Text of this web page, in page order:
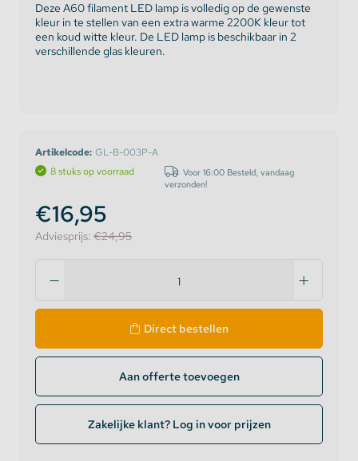
Deze A60 filament LED lamp is volledig op de gewenste
kleur in te stellen van een extra warme 2200K kleur tot
een koud witte kleur. De LED lamp is beschikbaar in 2
verschillende glas kleuren.
Artikelcode: GL-B-003P-A
8 stuks op voorraad
Voor 16:00 Besteld, vandaag
verzonden!
€16,95
Adviesprijs: €24,95
Direct bestellen
Aan offerte toevoegen
Zakelijke klant? Log in voor prijzen